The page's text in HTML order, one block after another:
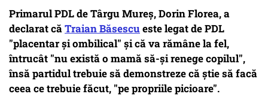
Primarul PDL de Târgu Mureș, Dorin Florea, a
declarat căTraian Băsescueste legat de PDL
"placentar şi ombilical" şi că va rămâne la fel,
întrucât "nu există o mamă să-şi renege copilul",
însă partidul trebuie să demonstreze că ştie să facă
ceea ce trebuie făcut, "pe propriile picioare".